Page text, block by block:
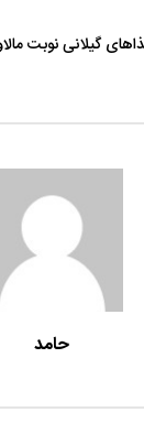
گیلانی نوبت
حامد